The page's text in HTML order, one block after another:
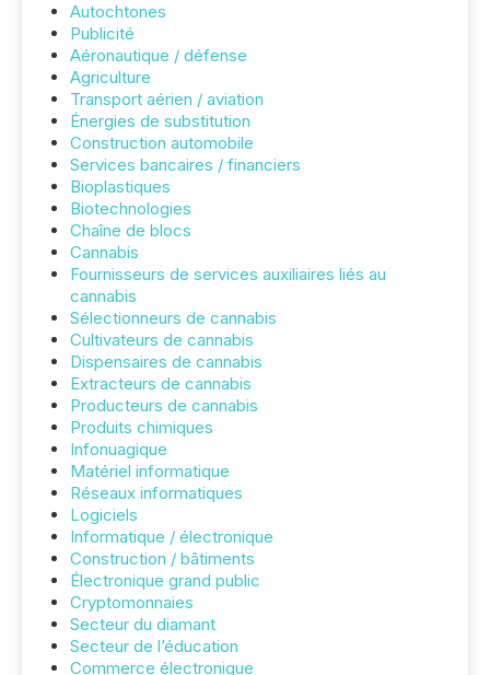
Autochtones
Publicité
Aéronautique / défense
Agriculture
Transport aérien / aviation
Énergies de substitution
Construction automobile
Services bancaires / financiers
Bioplastiques
Biotechnologies
Chaîne de blocs
Cannabis
Fournisseurs de services auxiliaires liés au
cannabis
Sélectionneurs de cannabis
Cultivateurs de cannabis
Dispensaires de cannabis
Extracteurs de cannabis
Producteurs de cannabis
Produits chimiques
Infonuagique
Matériel informatique
Réseaux informatiques
Logiciels
Informatique / électronique
Construction / bâtiments
Électronique grand public
Cryptomonnaies
Secteur du diamant
Secteur de l’éducation
Commerce électronique